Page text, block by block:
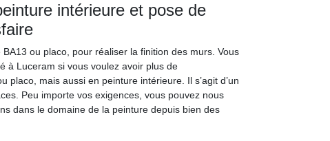
intérieure et pose de
ou placo, pour réaliser la finition des murs. Vous
à Luceram si vous voulez avoir plus de
placo, mais aussi en peinture intérieure. Il s’agit d’un
Peu importe vos exigences, vous pouvez nous
dans le domaine de la peinture depuis bien des